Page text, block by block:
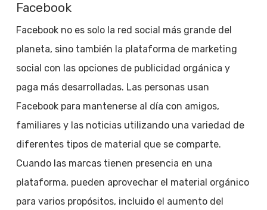
Facebook
Facebook no es solo la red social más grande del
planeta, sino también la plataforma de marketing
social con las opciones de publicidad orgánica y
paga más desarrolladas. Las personas usan
Facebook para mantenerse al día con amigos,
familiares y las noticias utilizando una variedad de
diferentes tipos de material que se comparte.
Cuando las marcas tienen presencia en una
plataforma, pueden aprovechar el material orgánico
para varios propósitos, incluido el aumento del